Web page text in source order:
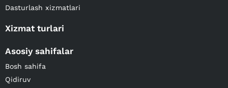
Dasturlash xizmatlari
Xizmat turlari
Asosiy sahifalar
Bosh sahifa
Qidiruv